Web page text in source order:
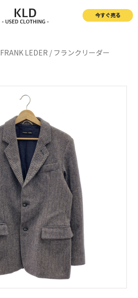
今すぐ売る
FRANK LEDER / フランクリーダー